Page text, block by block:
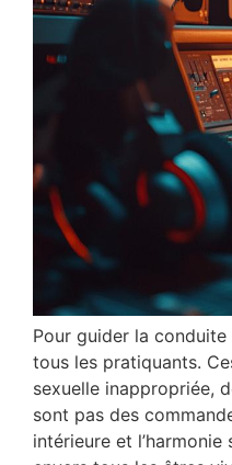
Pour guider la
tous les pratiquants.
sexuelle inappropriée,
sont pas des
intérieure et